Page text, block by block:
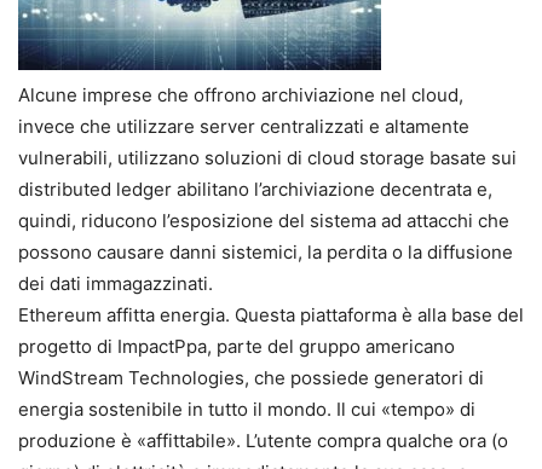
Alcune imprese che offrono archiviazione nel cloud,
invece che utilizzare server centralizzati e altamente
vulnerabili, utilizzano soluzioni di cloud storage basate sui
distributed ledger abilitano l’archiviazione decentrata e,
quindi, riducono l’esposizione del sistema ad attacchi che
possono causare danni sistemici, la perdita o la diffusione
dei dati immagazzinati.
Ethereum affitta energia. Questa piattaforma è alla base del
progetto di ImpactPpa, parte del gruppo americano
WindStream Technologies, che possiede generatori di
energia sostenibile in tutto il mondo. Il cui «tempo» di
produzione è «affittabile». L’utente compra qualche ora (o